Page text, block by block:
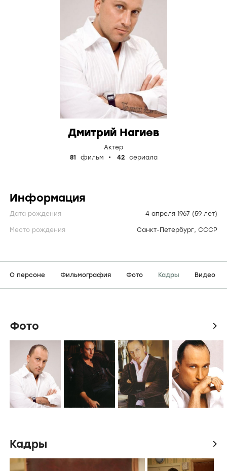
Дмитрий Нагиев
Актер
81
фильм 42 сериала
Информация
Дата рождения 4 апреля 1967 (59 лет)
Место рождения Санкт-Петербург, СССР
О персоне Фильмография Фото Кадры Видео
Фото icon
Кадры icon